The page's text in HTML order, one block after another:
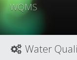
WQMS
Water